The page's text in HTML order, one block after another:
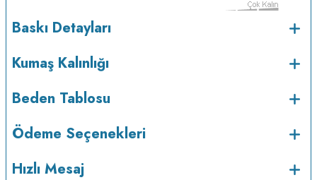
vermez.
Kumaş Kalınlığı :
Bakım : Kısa programda maksimum 30
kurutulmaz.Orta ısıda ve tersten ütülenir.
Baskı Detayları
Kumaş Kalınlığı
Beden Tablosu
Ödeme Seçenekleri
Hızlı Mesaj